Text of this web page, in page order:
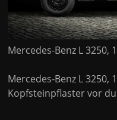
Mercedes-Benz L 3250,
Mercedes-Benz L 3250,
Kopfsteinpflaster vor